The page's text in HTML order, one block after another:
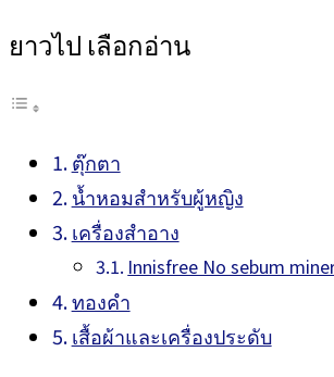
ยาวไป เลือกอ่าน
ตุ๊กตา
น้ำหอมสำหรับผู้หญิง
เครื่องสำอาง
Innisfree No sebum
ทองคำ
เสื้อผ้าและเครื่องประดับ